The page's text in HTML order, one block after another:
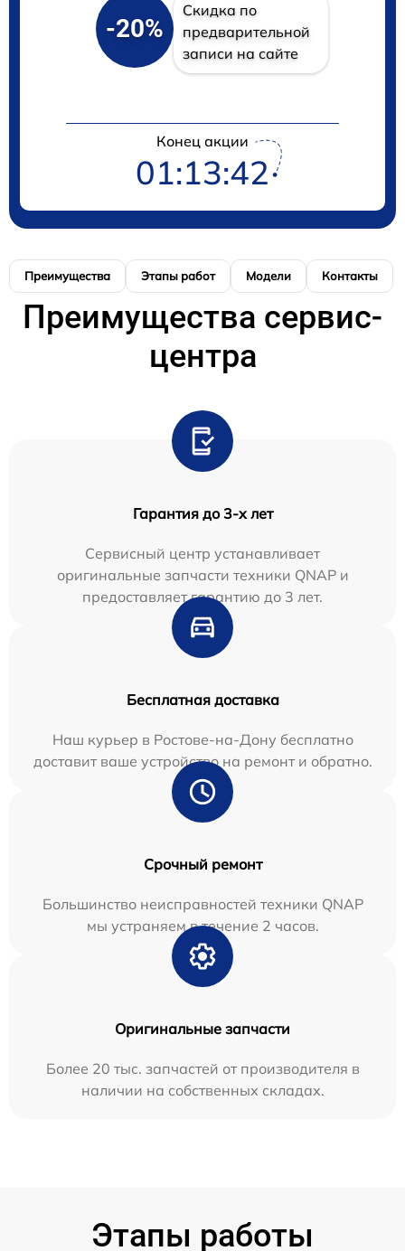
-20%
Скидка по
предварительной
записи на сайте
Конец акции
01:13:41
Преимущества Этапы работ Модели Контакты
Преимущества сервис-
центра
Гарантия до 3-х лет
Сервисный центр устанавливает
оригинальные запчасти техники QNAP и
предоставляет гарантию до 3 лет.
Бесплатная доставка
Наш курьер в Ростове-на-Дону бесплатно
доставит ваше устройство на ремонт и обратно.
Срочный ремонт
Большинство неисправностей техники QNAP
мы устраняем в течение 2 часов.
Оригинальные запчасти
Более 20 тыс. запчастей от производителя в
наличии на собственных складах.
Этапы работы